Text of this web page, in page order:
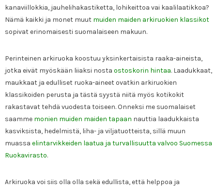
kanaviillokkia, jauhelihakastiketta, lohikeittoa vai kaalilaatikkoa?
Nämä kaikki ja monet muut muiden maiden arkiruokien klassikot
sopivat erinomaisesti suomalaiseen makuun.
Perinteinen arkiruoka koostuu yksinkertaisista raaka-aineista,
jotka eivät myöskään liiaksi nosta ostoskorin hintaa. Laadukkaat,
maukkaat ja edulliset ruoka-aineet ovatkin arkiruokien
klassikoiden perusta ja tästä syystä niitä myös kotikokit
rakastavat tehdä vuodesta toiseen. Onneksi me suomalaiset
saamme monien muiden maiden tapaan nauttia laadukkaista
kasviksista, hedelmistä, liha- ja viljatuotteista, sillä muun
muassa elintarvikkeiden laatua ja turvallisuutta valvoo Suomessa
Ruokavirasto.
Arkiruoka voi siis olla olla sekä edullista, että helppoa ja